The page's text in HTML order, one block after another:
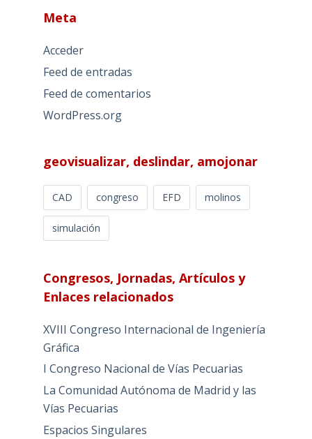
Meta
Acceder
Feed de entradas
Feed de comentarios
WordPress.org
geovisualizar, deslindar, amojonar
CAD congreso EFD molinos
simulación
Congresos, Jornadas, Artículos y
Enlaces relacionados
XVIII Congreso Internacional de Ingeniería
Gráfica
I Congreso Nacional de Vías Pecuarias
La Comunidad Autónoma de Madrid y las
Vías Pecuarias
Espacios Singulares